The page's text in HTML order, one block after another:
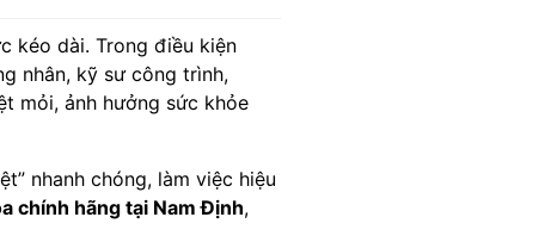
kéo dài. Trong điều kiện
nhân, kỹ sư công trình,
mỏi, ảnh hưởng sức khỏe
nhanh chóng, làm việc hiệu
chính hãng tại Nam Định,